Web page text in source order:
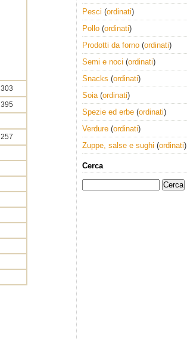
Pesci (ordinati)
Pollo (ordinati)
Prodotti da forno (ordinati)
Semi e noci (ordinati)
Snacks (ordinati)
Soia(ordinati)
Spezie ed erbe (ordinati)
Verdure (ordinati)
Zuppe, salse e sughi (ordinati)
Cerca